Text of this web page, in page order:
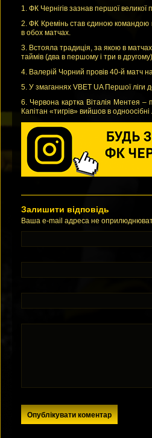
1. ФК Чернігів зазнав першої великої
2. ФК Кремінь став єдиною командою
в обох матчах.
3. Встояла традиція, за якою в
таймів (два в першому і три в
4. Валерій Чорний провів 40-й матч
5. У змаганнях VBET UA Першої ліги
6. Червона картка Віталія Ментея –
Капітан «тигрів» вийшов в
Залишити відповідь
Ваша e-mail адреса не